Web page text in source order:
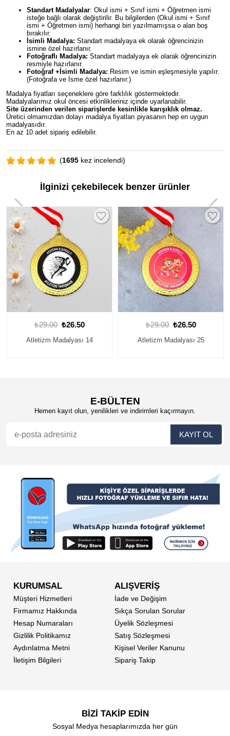
Standart Madalyalar: Okul ismi + Sınıf ismi + Öğretmen ismi
isteğe bağlı olarak değiştirilir. Bu bilgilerden (Okul ismi + Sınıf
ismi + Öğretmen ismi) herhangi biri yazılmamışsa o alan boş
bırakılır.
İsimli Madalya: Standart madalyaya ek olarak öğrencinizin
ismine özel hazırlanır.
Fotoğraflı Madalya: Standart madalyaya ek olarak öğrencinizin
resmiyle hazırlanır.
Fotoğraf +İsimli Madalya: Resim ve ismin eşleşmesiyle yapılır.
(Fotoğrafa ve İsme özel hazırlanır.)
Madalya fiyatları seçeneklere göre farklılık göstermektedir.
Madalyalarımız okul öncesi etkinlikleriniz içinde uyarlanabilir.
Site üzerinden verilen siparişlerde kesinlikle karışıklık olmaz.
Üretici olmamızdan dolayı madalya fiyatları piyasanın hep en uygun
madalyasıdır.
En az 10 adet sipariş edilebilir.
(1695 kez incelendi)
İlginizi çekebilecek benzer ürünler
₺29.00 ₺26.50
Atletizm Madalyası 14
₺29.00 ₺26.50
Atletizm Madalyası 25
E-BÜLTEN
Hemen kayıt olun, yenilikleri ve indirimleri kaçırmayın.
KURUMSAL
Müşteri Hizmetleri
Firmamız Hakkında
Hesap Numaraları
Gizlilik Politikamız
Aydınlatma Metni
İletişim Bilgileri
ALIŞVERİŞ
İade ve Değişim
Sıkça Sorulan Sorular
Üyelik Sözleşmesi
Satış Sözleşmesi
Kişisel Veriler Kanunu
Sipariş Takip
BİZİ TAKİP EDİN
Sosyal Medya hesaplarımızda her gün